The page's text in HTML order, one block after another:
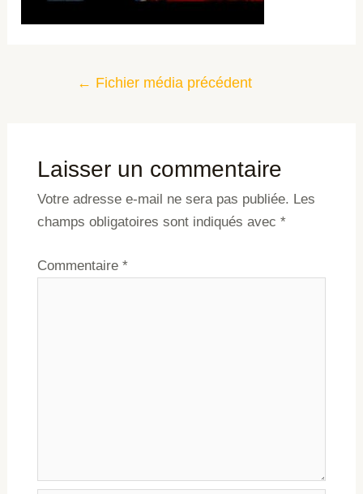
← Fichier média précédent
Laisser un commentaire
Votre adresse e-mail ne sera pas publiée. Les
champs obligatoires sont indiqués avec *
Commentaire *